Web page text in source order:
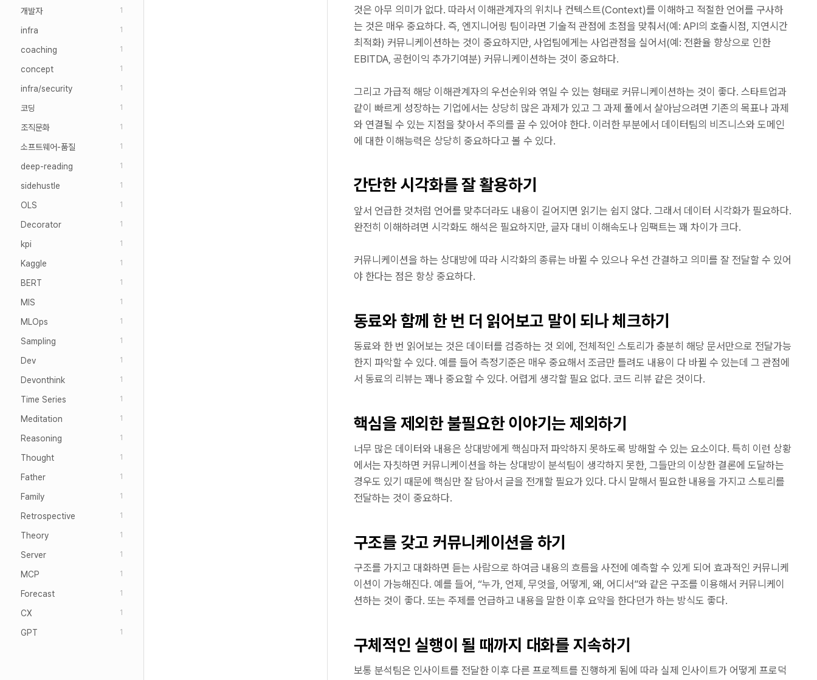
개발자 1
infra 1
coaching 1
concept 1
infra/security 1
코딩 1
조직문화 1
소프트웨어-품질 1
deep-reading 1
sidehustle 1
OLS 1
Decorator 1
kpi 1
Kaggle 1
BERT 1
MIS 1
MLOps 1
Sampling 1
Dev 1
Devonthink 1
Time Series 1
Meditation 1
Reasoning 1
Thought 1
Father 1
Family 1
Retrospective 1
Theory 1
Server 1
MCP 1
Forecast 1
CX 1
GPT 1
것은 아무 의미가 없다. 따라서 이해관계자의 위치나 컨텍스트(Context)를 이해하고 적절한 언어를 구사하
는 것은 매우 중요하다. 즉, 엔지니어링 팀이라면 기술적 관점에 초점을 맞춰서(예: API의 호출시점, 지연시간
최적화) 커뮤니케이션하는 것이 중요하지만, 사업팀에게는 사업관점을 실어서(예: 전환율 향상으로 인한
EBITDA, 공헌이익 추가기여분) 커뮤니케이션하는 것이 중요하다.
그리고 가급적 해당 이해관계자의 우선순위와 엮일 수 있는 형태로 커뮤니케이션하는 것이 좋다. 스타트업과
같이 빠르게 성장하는 기업에서는 상당히 많은 과제가 있고 그 과제 풀에서 살아남으려면 기존의 목표나 과제
와 연결될 수 있는 지점을 찾아서 주의를 끌 수 있어야 한다. 이러한 부분에서 데이터팀의 비즈니스와 도메인
에 대한 이해능력은 상당히 중요하다고 볼 수 있다.
간단한 시각화를 잘 활용하기
앞서 언급한 것처럼 언어를 맞추더라도 내용이 길어지면 읽기는 쉽지 않다. 그래서 데이터 시각화가 필요하다.
완전히 이해하려면 시각화도 해석은 필요하지만, 글자 대비 이해속도나 임팩트는 꽤 차이가 크다.
커뮤니케이션을 하는 상대방에 따라 시각화의 종류는 바뀔 수 있으나 우선 간결하고 의미를 잘 전달할 수 있어
야 한다는 점은 항상 중요하다.
동료와 함께 한 번 더 읽어보고 말이 되나 체크하기
동료와 한 번 읽어보는 것은 데이터를 검증하는 것 외에, 전체적인 스토리가 충분히 해당 문서만으로 전달가능
한지 파악할 수 있다. 예를 들어 측정기준은 매우 중요해서 조금만 틀려도 내용이 다 바뀔 수 있는데 그 관점에
서 동료의 리뷰는 꽤나 중요할 수 있다. 어렵게 생각할 필요 없다. 코드 리뷰 같은 것이다.
핵심을 제외한 불필요한 이야기는 제외하기
너무 많은 데이터와 내용은 상대방에게 핵심마저 파악하지 못하도록 방해할 수 있는 요소이다. 특히 이런 상황
에서는 자칫하면 커뮤니케이션을 하는 상대방이 분석팀이 생각하지 못한, 그들만의 이상한 결론에 도달하는
경우도 있기 때문에 핵심만 잘 담아서 글을 전개할 필요가 있다. 다시 말해서 필요한 내용을 가지고 스토리를
전달하는 것이 중요하다.
구조를 갖고 커뮤니케이션을 하기
구조를 가지고 대화하면 듣는 사람으로 하여금 내용의 흐름을 사전에 예측할 수 있게 되어 효과적인 커뮤니케
이션이 가능해진다. 예를 들어, “누가, 언제, 무엇을, 어떻게, 왜, 어디서”와 같은 구조를 이용해서 커뮤니케이
션하는 것이 좋다. 또는 주제를 언급하고 내용을 말한 이후 요약을 한다던가 하는 방식도 좋다.
구체적인 실행이 될 때까지 대화를 지속하기
보통 분석팀은 인사이트를 전달한 이후 다른 프로젝트를 진행하게 됨에 따라 실제 인사이트가 어떻게 프로덕